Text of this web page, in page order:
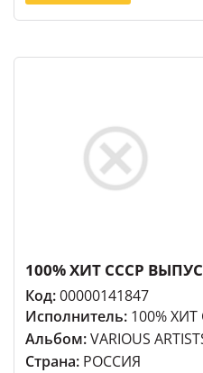
100% ХИТ СССР
Код:00000141847
Исполнитель: 100%
Альбом:VARIOUS
Страна: РОССИЯ